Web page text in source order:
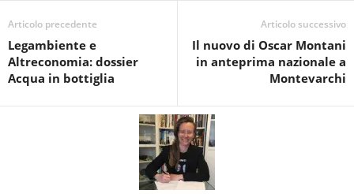
Articolo precedente
Legambiente e
Altreconomia: dossier
Acqua in bottiglia
Articolo successivo
Il nuovo di Oscar Montani
in anteprima nazionale a
Montevarchi